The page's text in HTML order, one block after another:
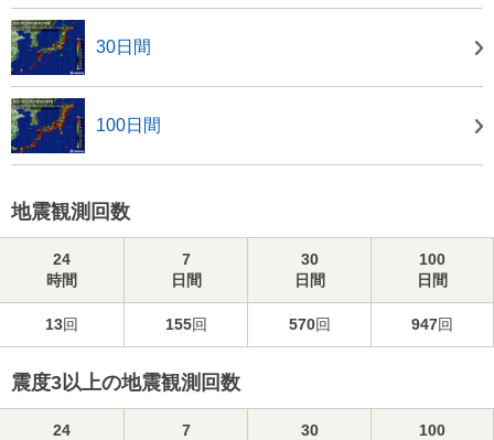
30日間
100日間
地震観測回数
24
時間
7
日間
30
日間
100
日間
13回 155回 570回 947回
震度3以上の地震観測回数
24
7
30
100